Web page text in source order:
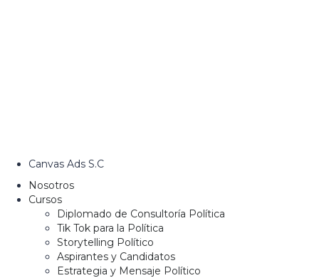
Canvas Ads S.C
Nosotros
Cursos
Diplomado de Consultoría Política
Tik Tok para la Política
Storytelling Político
Aspirantes y Candidatos
Estrategia y Mensaje Político